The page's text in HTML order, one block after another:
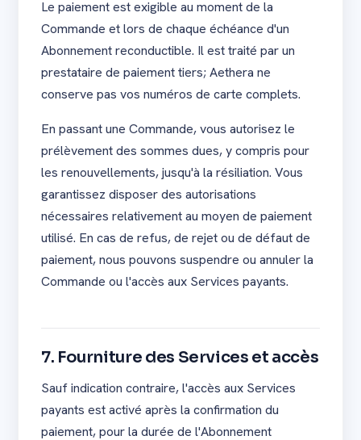
Le paiement est exigible au moment de la
Commande et lors de chaque échéance d'un
Abonnement reconductible. Il est traité par un
prestataire de paiement tiers; Aethera ne
conserve pas vos numéros de carte complets.
En passant une Commande, vous autorisez le
prélèvement des sommes dues, y compris pour
les renouvellements, jusqu'à la résiliation. Vous
garantissez disposer des autorisations
nécessaires relativement au moyen de paiement
utilisé. En cas de refus, de rejet ou de défaut de
paiement, nous pouvons suspendre ou annuler la
Commande ou l'accès aux Services payants.
7. Fourniture des Services et accès
Sauf indication contraire, l'accès aux Services
payants est activé après la confirmation du
paiement, pour la durée de l'Abonnement